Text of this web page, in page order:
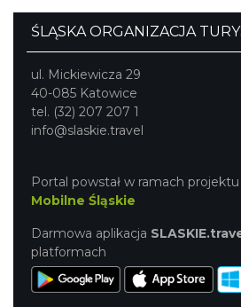
ŚLĄSKA ORGANIZACJA
ul. Mickiewicza 29
40-085 Katowice
tel. (32) 207 207 1
info@slaskie.travel
Portal powstał w ramach projektu
Mobilne Śląskie
Darmowa aplikacja
platformach